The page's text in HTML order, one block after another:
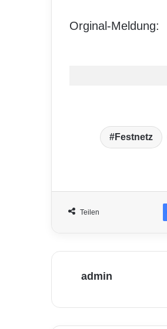
Orginal-Meldung:
Festnetz
Teilen
admin